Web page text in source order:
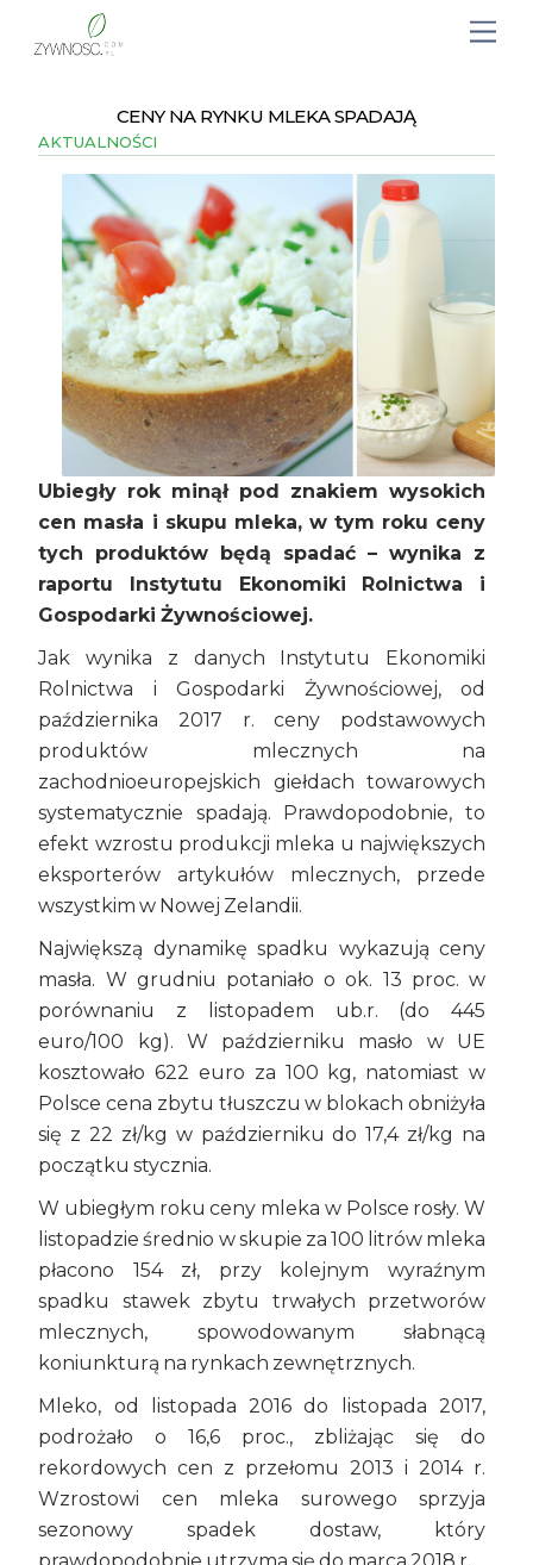
CENY NA RYNKU MLEKA SPADAJĄ
AKTUALNOŚCI
Ubiegły rok minął pod znakiem wysokich
cen masła i skupu mleka, w tym roku ceny
tych produktów będą spadać – wynika z
raportu Instytutu Ekonomiki Rolnictwa i
Gospodarki Żywnościowej.
Jak wynika z danych Instytutu Ekonomiki
Rolnictwa i Gospodarki Żywnościowej, od
października 2017 r. ceny podstawowych
produktów mlecznych na
zachodnioeuropejskich giełdach towarowych
systematycznie spadają. Prawdopodobnie, to
efekt wzrostu produkcji mleka u największych
eksporterów artykułów mlecznych, przede
wszystkim w Nowej Zelandii.
Największą dynamikę spadku wykazują ceny
masła. W grudniu potaniało o ok. 13 proc. w
porównaniu z listopadem ub.r. (do 445
euro/100 kg). W październiku masło w UE
kosztowało 622 euro za 100 kg, natomiast w
Polsce cena zbytu tłuszczu w blokach obniżyła
się z 22 zł/kg w październiku do 17,4 zł/kg na
początku stycznia.
W ubiegłym roku ceny mleka w Polsce rosły. W
listopadzie średnio w skupie za 100 litrów mleka
płacono 154 zł, przy kolejnym wyraźnym
spadku stawek zbytu trwałych przetworów
mlecznych, spowodowanym słabnącą
koniunkturą na rynkach zewnętrznych.
Mleko, od listopada 2016 do listopada 2017,
podrożało o 16,6 proc., zbliżając się do
rekordowych cen z przełomu 2013 i 2014 r.
Wzrostowi cen mleka surowego sprzyja
sezonowy spadek dostaw, który